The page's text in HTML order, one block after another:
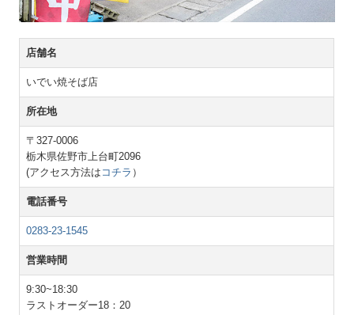
店舗名
いでい焼そば店
所在地
〒327-0006
栃木県佐野市上台町2096
(アクセス方法は コチラ ）
電話番号
0283-23-1545
営業時間
9:30~18:30
ラストオーダー18：20